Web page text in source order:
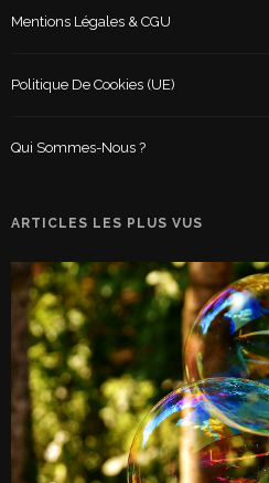
Mentions Légales & CGU
Politique De Cookies (UE)
Qui Sommes-Nous ?
ARTICLES LES PLUS VUS